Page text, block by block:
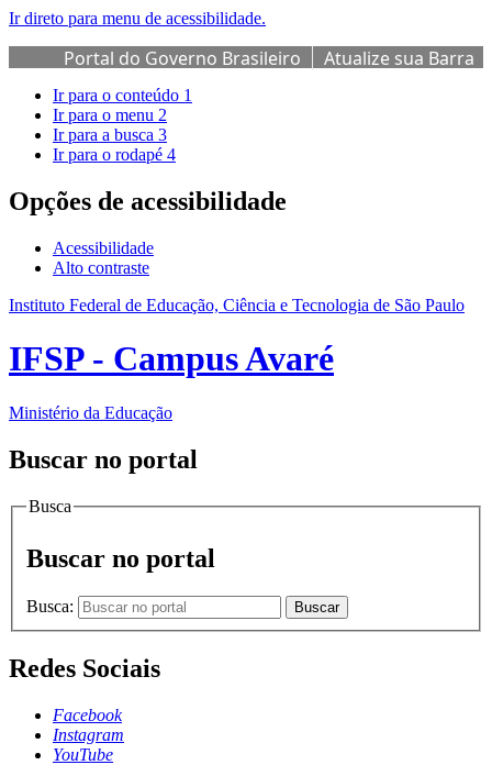
Ir direto para menu de acessibilidade.
Portal do Governo Brasileiro
Atualize sua Barra
de Governo
Ir para o conteúdo 1
Ir para o menu 2
Ir para a busca 3
Ir para o rodapé 4
Opções de acessibilidade
Acessibilidade
Alto contraste
Instituto Federal de Educação, Ciência e Tecnologia de São Paulo
IFSP - Campus Avaré
Ministério da Educação
Buscar no portal
Busca
Buscar no portal
Busca: Buscar
Redes Sociais
Facebook
Instagram
YouTube